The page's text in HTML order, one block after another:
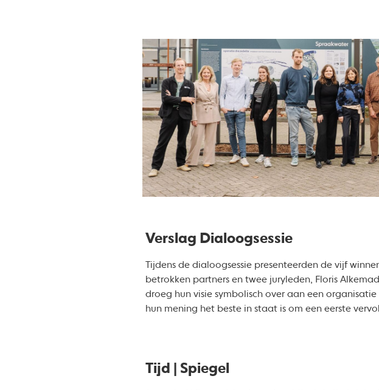
Verslag Dialoogsessie
Tijdens de dialoogsessie presenteerden de vijf
betrokken partners en twee juryleden, Floris
droeg hun visie symbolisch over aan een
hun mening het beste in staat is om een eerste
Tijd | Spiegel